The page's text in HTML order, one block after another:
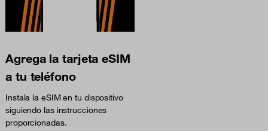
Agrega la tarjeta eSIM
a tu teléfono
Instala la eSIM en tu dispositivo
siguiendo las instrucciones
proporcionadas.